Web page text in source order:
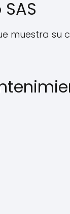
muestra su